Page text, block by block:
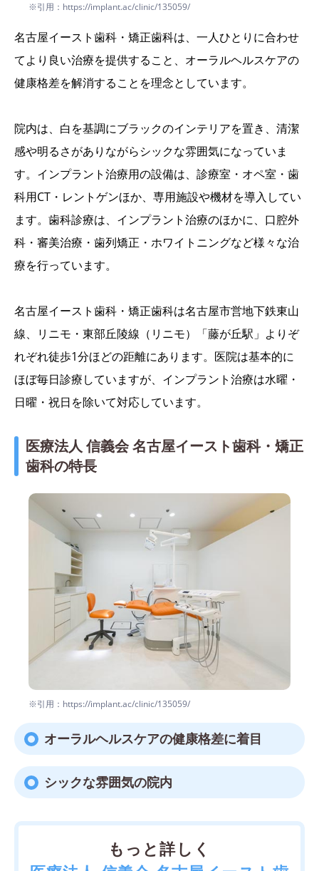
※引用：https://implant.ac/clinic/135059/
名古屋イースト歯科・矯正歯科は、一人ひとりに合わせ
てより良い治療を提供すること、オーラルヘルスケアの
健康格差を解消することを理念としています。
院内は、白を基調にブラックのインテリアを置き、清潔
感や明るさがありながらシックな雰囲気になっていま
す。インプラント治療用の設備は、診療室・オペ室・歯
科用CT・レントゲンほか、専用施設や機材を導入してい
ます。歯科診療は、インプラント治療のほかに、口腔外
科・審美治療・歯列矯正・ホワイトニングなど様々な治
療を行っています。
名古屋イースト歯科・矯正歯科は名古屋市営地下鉄東山
線、リニモ・東部丘陵線（リニモ）「藤が丘駅」よりぞ
れぞれ徒歩1分ほどの距離にあります。医院は基本的に
ほぼ毎日診療していますが、インプラント治療は水曜・
日曜・祝日を除いて対応しています。
医療法人 信義会 名古屋イースト歯科・矯正
歯科の特長
※引用：https://implant.ac/clinic/135059/
オーラルヘルスケアの健康格差に着目
シックな雰囲気の院内
もっと詳しく